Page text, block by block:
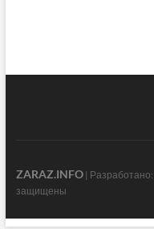
ZARAZ.INFO| Разработано:
защищены